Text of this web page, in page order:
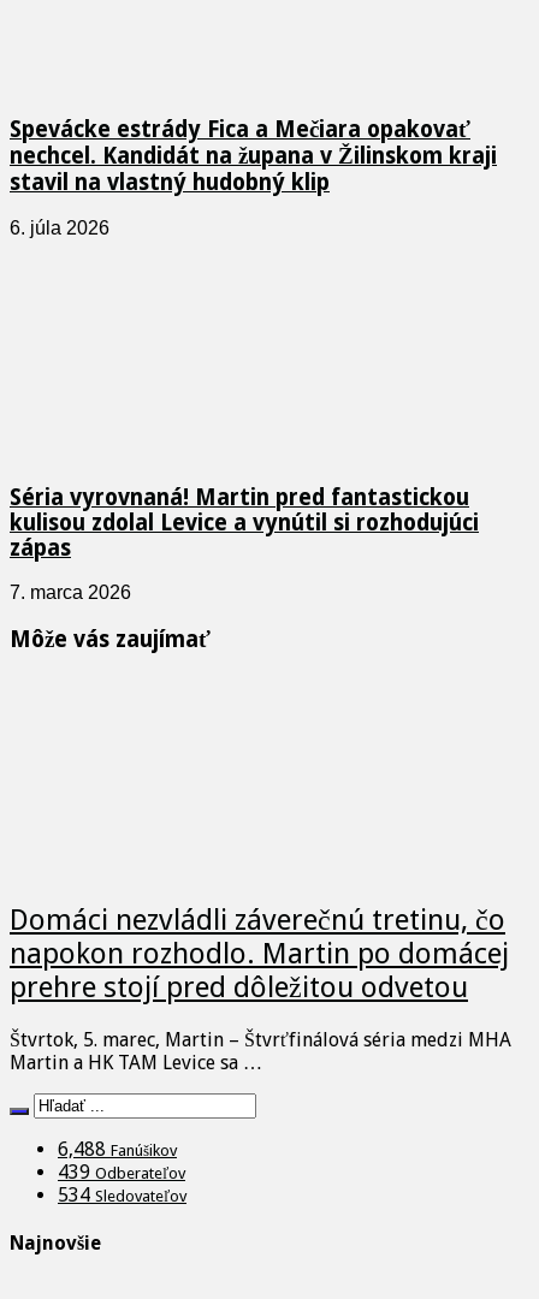
Spevácke estrády Fica a Mečiara opakovať
nechcel. Kandidát na župana v Žilinskom kraji
stavil na vlastný hudobný klip
6. júla 2026
Séria vyrovnaná! Martin pred fantastickou
kulisou zdolal Levice a vynútil si rozhodujúci
zápas
7. marca 2026
Môže vás zaujímať
Domáci nezvládli záverečnú tretinu, čo
napokon rozhodlo. Martin po domácej
prehre stojí pred dôležitou odvetou
Štvrtok, 5. marec, Martin – Štvrťfinálová séria medzi MHA
Martin a HK TAM Levice sa …
6,488 Fanúšikov
439 Odberateľov
534 Sledovateľov
Najnovšie